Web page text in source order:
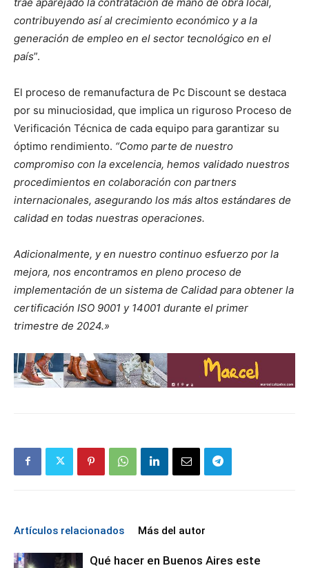
contribuyendo así al crecimiento económico y a la
generación de empleo en el sector tecnológico en el
país”.
El proceso de remanufactura de Pc Discount se destaca
por su minuciosidad, que implica un riguroso Proceso de
Verificación Técnica de cada equipo para garantizar su
óptimo rendimiento. “Como parte de nuestro
compromiso con la excelencia, hemos validado nuestros
procedimientos en colaboración con partners
internacionales, asegurando los más altos estándares de
calidad en todas nuestras operaciones.
Adicionalmente, y en nuestro continuo esfuerzo por la
mejora, nos encontramos en pleno proceso de
implementación de un sistema de Calidad para obtener la
certificación ISO 9001 y 14001 durante el primer
trimestre de 2024.»
Artículos relacionados Más del autor
Qué hacer en Buenos Aires este